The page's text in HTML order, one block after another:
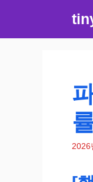
츠
2026